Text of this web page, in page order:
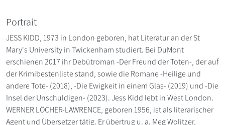
Portrait
JESS KIDD, 1973 in London geboren, hat Literatur an der St
Mary's University in Twickenham studiert. Bei DuMont
erschienen 2017 ihr Debütroman -Der Freund der Toten-, der auf
der Krimibestenliste stand, sowie die Romane -Heilige und
andere Tote- (2018), -Die Ewigkeit in einem Glas- (2019) und -Die
Insel der Unschuldigen- (2023). Jess Kidd lebt in West London.
WERNER LÖCHER-LAWRENCE, geboren 1956, ist als literarischer
Agent und Übersetzer tätig. Er übertrug u. a. Meg Wolitzer,